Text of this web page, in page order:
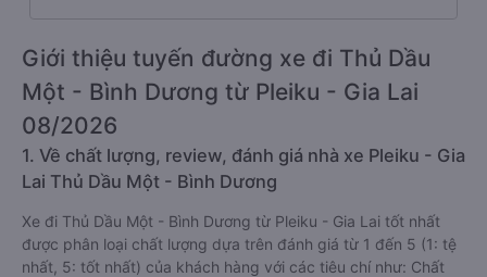
Giới thiệu tuyến đường xe đi Thủ Dầu
Một - Bình Dương từ Pleiku - Gia Lai
08/2026
1. Về chất lượng, review, đánh giá nhà xe Pleiku - Gia
Lai Thủ Dầu Một - Bình Dương
Xe đi Thủ Dầu Một - Bình Dương từ Pleiku - Gia Lai tốt nhất
được phân loại chất lượng dựa trên đánh giá từ 1 đến 5 (1: tệ
nhất, 5: tốt nhất) của khách hàng với các tiêu chí như: Chất